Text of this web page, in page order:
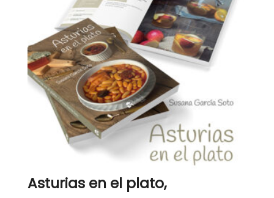
Asturias en el plato,